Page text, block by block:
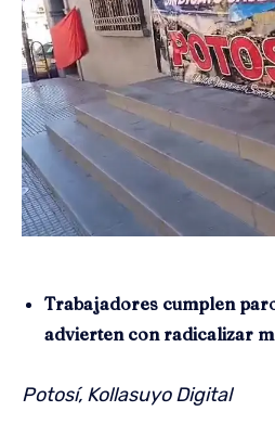
Trabajadores cumplen
advierten con radicalizar
Potosí, Kollasuyo Digital